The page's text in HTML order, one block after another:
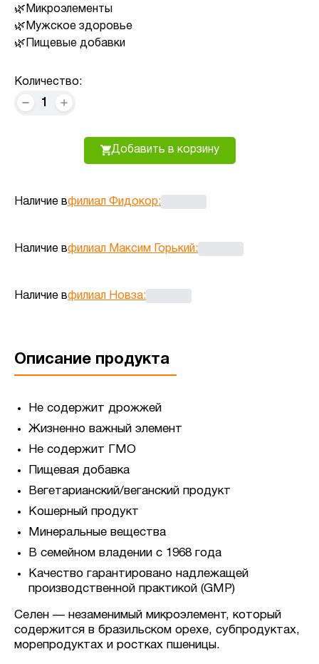
Микроэлементы
Мужское здоровье
Пищевые добавки
Количество:
1
Добавить в корзину
Наличие вфилиал Фидокор:
Наличие вфилиал Максим Горький:
Наличие вфилиал Новза:
Описание продукта
Не содержит дрожжей
Жизненно важный элемент
Не содержит ГМО
Пищевая добавка
Вегетарианский/веганский продукт
Кошерный продукт
Минеральные вещества
В семейном владении с 1968 года
Качество гарантировано надлежащей
производственной практикой (GMP)
Селен — незаменимый микроэлемент, который
содержится в бразильском орехе, субпродуктах,
морепродуктах и ростках пшеницы.